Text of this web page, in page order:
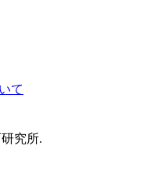
て
究所.